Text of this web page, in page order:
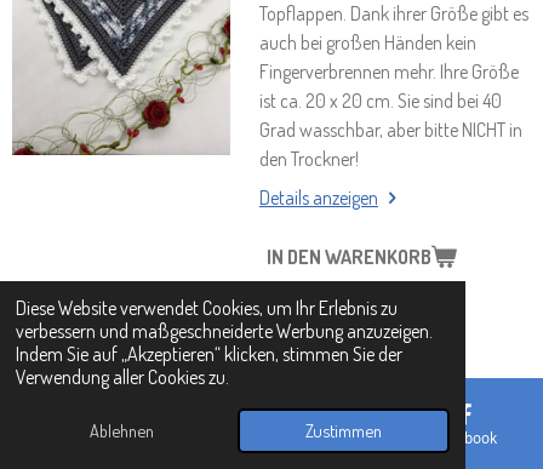
Diese Website verwendet Cookies, um Ihr Erlebnis zu
verbessern und maßgeschneiderte Werbung anzuzeigen.
Indem Sie auf „Akzeptieren“ klicken, stimmen Sie der
Verwendung aller Cookies zu.
Ablehnen Zustimmen
Topflappen. Dank ihrer Größe gibt es
auch bei großen Händen kein
Fingerverbrennen mehr. Ihre Größe
ist ca. 20 x 20 cm. Sie sind bei 40
Grad wasschbar, aber bitte NICHT in
den Trockner!
Details anzeigen
IN DEN WARENKORB
XXL - Topflappen
Wunderschöne XXL - Topflappen aus
hochwertigem Baumwollgarn
E-Mail Karte Facebook